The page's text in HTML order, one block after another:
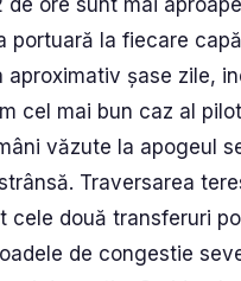
de ore sunt mai
portuară la fiecare
aproximativ șase zile,
cel mai bun caz al
văzute la apogeul
Traversarea
cele două transferuri
de congestie